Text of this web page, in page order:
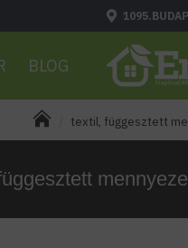
BLOG
textil, függesztett